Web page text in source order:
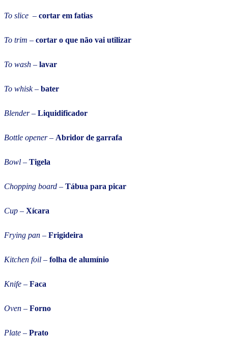
To slice – cortar em fatias
To trim – cortar o que não vai utilizar
To wash – lavar
To whisk– bater
Blender– Liquidificador
Bottle opener– Abridor de garrafa
Bowl – Tigela
Chopping board – Tábua para picar
Cup – Xícara
Frying pan – Frigideira
Kitchen foil – folha de alumínio
Knife – Faca
Oven – Forno
Plate – Prato